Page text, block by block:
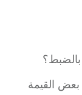
القيمة